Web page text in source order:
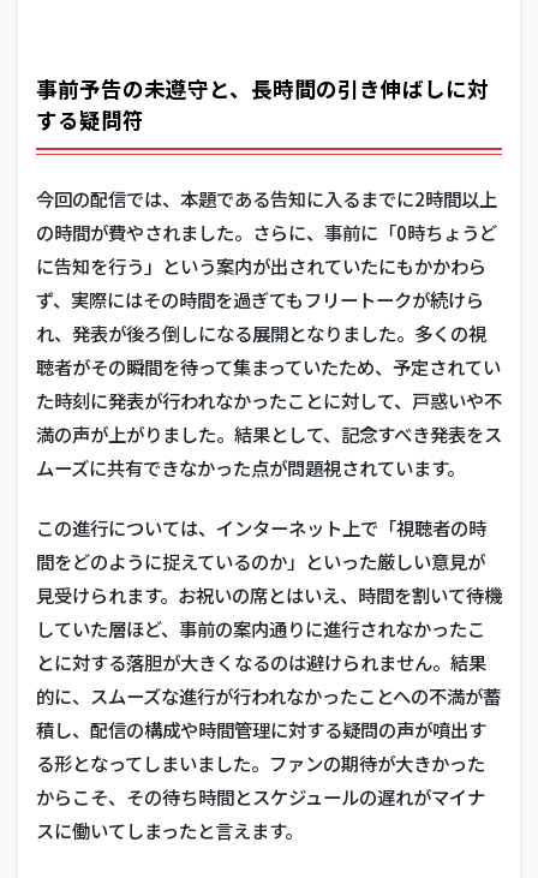
事前予告の未遵守と、長時間の引き伸ばしに対
する疑問符
今回の配信では、本題である告知に入るまでに2時間以上
の時間が費やされました。さらに、事前に「0時ちょうど
に告知を行う」という案内が出されていたにもかかわら
ず、実際にはその時間を過ぎてもフリートークが続けら
れ、発表が後ろ倒しになる展開となりました。多くの視
聴者がその瞬間を待って集まっていたため、予定されてい
た時刻に発表が行われなかったことに対して、戸惑いや不
満の声が上がりました。結果として、記念すべき発表をス
ムーズに共有できなかった点が問題視されています。
この進行については、インターネット上で「視聴者の時
間をどのように捉えているのか」といった厳しい意見が
見受けられます。お祝いの席とはいえ、時間を割いて待機
していた層ほど、事前の案内通りに進行されなかったこ
とに対する落胆が大きくなるのは避けられません。結果
的に、スムーズな進行が行われなかったことへの不満が蓄
積し、配信の構成や時間管理に対する疑問の声が噴出す
る形となってしまいました。ファンの期待が大きかった
からこそ、その待ち時間とスケジュールの遅れがマイナ
スに働いてしまったと言えます。